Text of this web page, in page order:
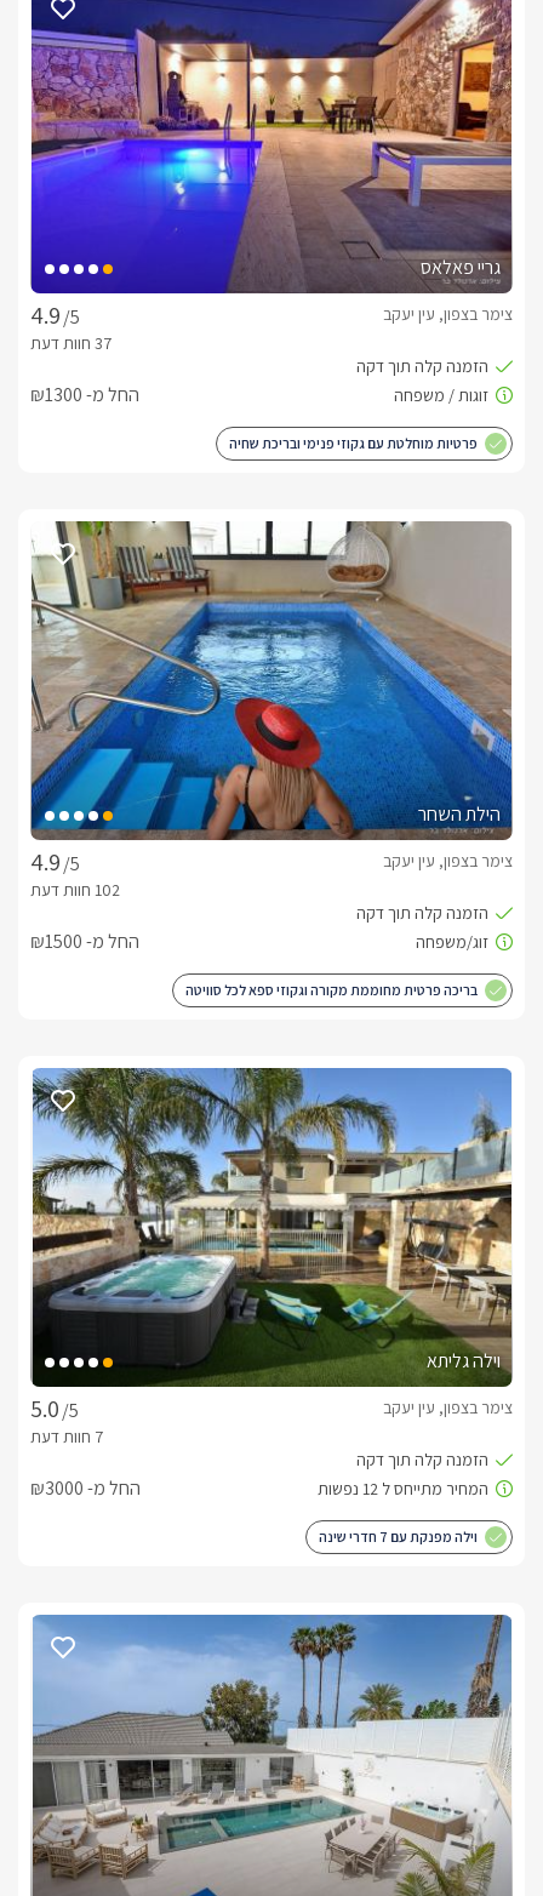
גריי פאלאס
/5
צימר בצפון, עין יעקב
החל מ- ₪1300
פרטיות מוחלטת עם גקוזי פנימי ובריכת שחיה
הילת השחר
/5
צימר בצפון, עין יעקב
החל מ- ₪1500
בריכה פרטית מחוממת מקורה וגקוזי ספא לכל סוויטה
וילה גליתא
/5
צימר בצפון, עין יעקב
החל מ- ₪3000
וילה מפנקת עם 7 חדרי שינה